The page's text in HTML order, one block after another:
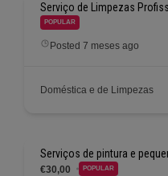
Serviço de Limpezas
POPULAR
Posted 7 meses ago
Doméstica e de Limpezas
Serviços de pintura e
€30,00 POPULAR